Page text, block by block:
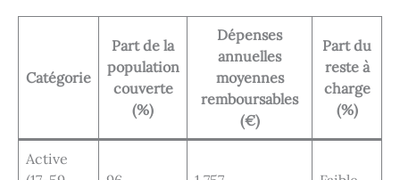
Catégorie
Part de la
population
couverte
(%)
Dépenses
annuelles
moyennes
remboursables
(€)
Part du
reste à
charge
(%)
Active